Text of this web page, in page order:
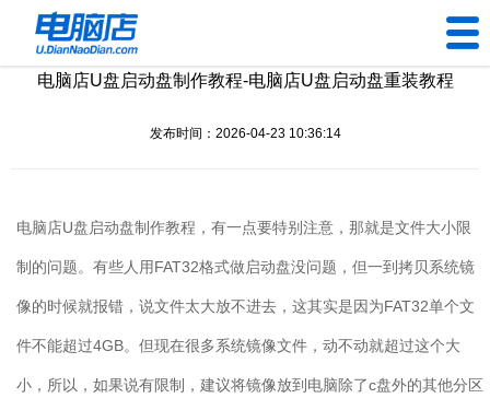
U盘工具
装机问题
电脑问题
电脑店U盘启动盘制作教程-电脑店U盘启动盘重装教程
发布时间：2026-04-23 10:36:14
电脑店U盘启动盘制作教程，有一点要特别注意，那就是文件大小限
制的问题。有些人用FAT32格式做启动盘没问题，但一到拷贝系统镜
像的时候就报错，说文件太大放不进去，这其实是因为FAT32单个文
件不能超过4GB。但现在很多系统镜像文件，动不动就超过这个大
小，所以，如果说有限制，建议将镜像放到电脑除了c盘外的其他分区